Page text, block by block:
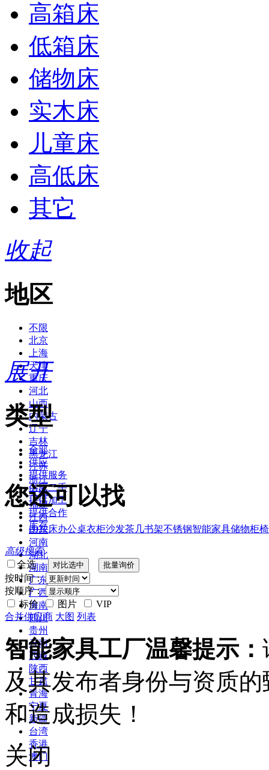
高箱床
低箱床
储物床
实木床
儿童床
高低床
其它
收起
地区
不限
北京
上海
天津
重庆
河北
山西
内蒙古
辽宁
吉林
黑龙江
江苏
浙江
安徽
福建
江西
山东
河南
湖北
湖南
广东
广西
海南
四川
贵州
云南
西藏
陕西
甘肃
青海
宁夏
新疆
台湾
香港
澳门
展开
类型
全部
供应
提供服务
供应二手
提供加工
提供合作
库存
您还可以找
2022床办公桌衣柜沙发茶几书架不锈钢智能家具储物柜
高级搜索
全选
按时间：
按顺序：
标价
图片
VIP
合并供应商 大图 列表
智能家具工厂温馨提示：
及其发布者身份与资质
和造成损失！
关闭